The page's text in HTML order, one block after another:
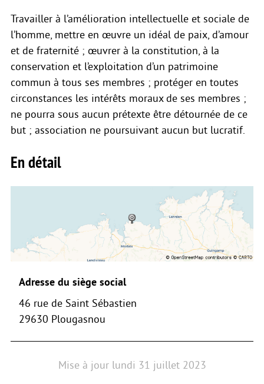
Travailler à l’amélioration intellectuelle et sociale de
l’homme, mettre en œuvre un idéal de paix, d’amour
et de fraternité ; œuvrer à la constitution, à la
conservation et l’exploitation d’un patrimoine
commun à tous ses membres ; protéger en toutes
circonstances les intérêts moraux de ses membres ;
ne pourra sous aucun prétexte être détournée de ce
but ; association ne poursuivant aucun but lucratif.
En détail
Adresse du siège social
46 rue de Saint Sébastien
29630 Plougasnou
Mise à jour lundi 31 juillet 2023